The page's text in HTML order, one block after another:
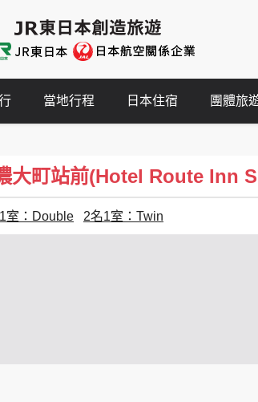
當地行程 日本住宿 團體旅
大町站前(Hotel Route Inn
室：Double 2名1室：Twin